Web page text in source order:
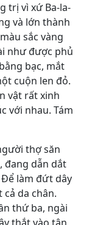
trị vì xứ Ba-la-
và lớn thành
sắc vàng
như được phủ
bạc, mắt
cuộn len đỏ.
vật rất xinh
với nhau. Tám
thợ săn
đang dẫn dắt
Ðể làm đứt dây
da chân.
thứ ba, ngài